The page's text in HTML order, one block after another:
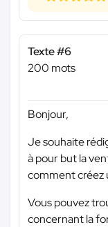
Texte #6
200 mots
Bonjour,
Je souhaite
à pour but la
comment créez
Vous pouvez
concernant la